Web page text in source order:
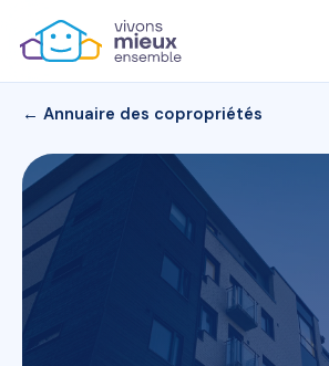
← Annuaire des copropriétés